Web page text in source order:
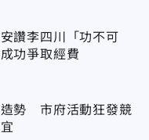
讚李四川「功不可
功爭取經費
造勢 市府活動狂發競